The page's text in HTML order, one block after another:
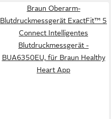
Braun Oberarm-
Blutdruckmessgerät ExactFit™ 5
Connect Intelligentes
Blutdruckmessgerät -
BUA6350EU, für Braun Healthy
Heart App